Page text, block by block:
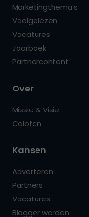
Marketingthema’s
Veelgelezen
Vacatures
Jaarboek
Partnercontent
Over
Missie & Visie
Colofon
Kansen
Adverteren
Partners
Vacatures
Blogger worden